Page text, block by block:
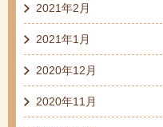
2021年2月
2021年1月
2020年12月
2020年11月